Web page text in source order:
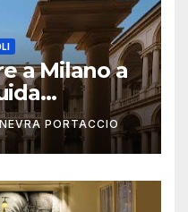
a Milano a
PORTACCIO